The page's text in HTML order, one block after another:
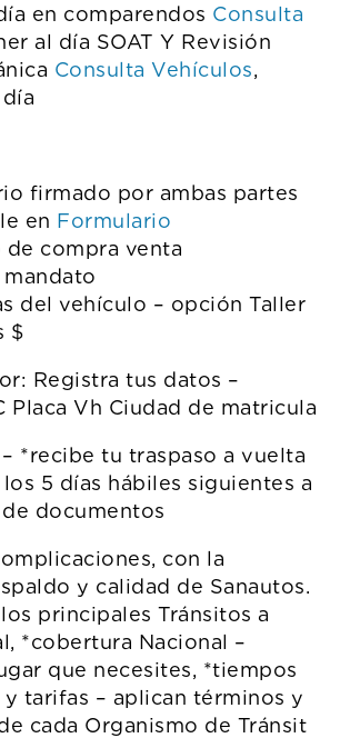
en comparendos Consulta
al día SOAT Y Revisión
Consulta Vehículos,
firmado por ambas partes
en Formulario
de compra venta
del vehículo – opción Taller
$
Registra tus datos –
Placa Vh Ciudad de matricula
*recibe tu traspaso a vuelta
5 días hábiles siguientes a
documentos
con la
y calidad de Sanautos.
principales Tránsitos a
*cobertura Nacional –
que necesites, *tiempos
tarifas – aplican términos y
cada Organismo de Tránsit